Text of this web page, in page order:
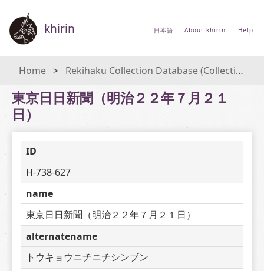
khirin 日本語 About khirin Help
Home Rekihaku Collection Database (Collections Database of the National Museum of Japanese History)
東京日日新聞（明治２２年７月２１
日）
ID
H-738-627
name
東京日日新聞（明治２２年７月２１日）
alternatename
トウキョウニチニチシンブン